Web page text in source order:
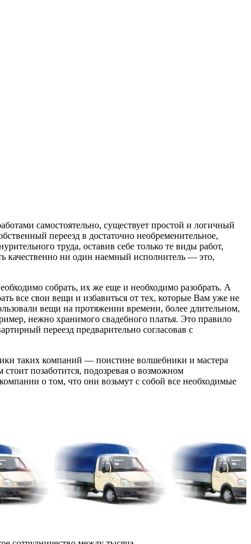
самостоятельно, существует простой и логичный
переезд в достаточно необременительное,
труда, оставив себе только те виды работ,
качественно ни один наемный исполнитель — это,
собрать, их же еще и необходимо разобрать. А
все свои вещи и избавиться от тех, которые Вам уже не
вещи на протяжении времени, более длительном,
нежно хранимого свадебного платья. Это правило
переезд предварительно согласовав с
таких компаний — поистине волшебники и мастера
позаботится, подозревая о возможном
о том, что они возьмут с собой все необходимые